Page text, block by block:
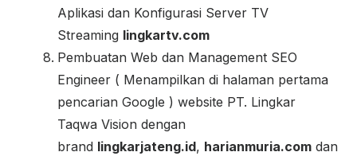
Aplikasi dan Konfigurasi Server TV
Streaming lingkartv.com
Pembuatan Web dan Management SEO
Engineer ( Menampilkan di halaman pertama
pencarian Google ) website PT. Lingkar
Taqwa Vision dengan
brand lingkarjateng.id, harianmuria.com dan